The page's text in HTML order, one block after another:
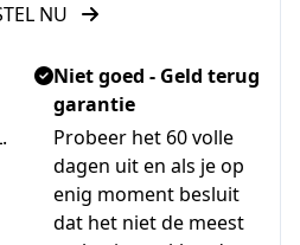
NU
Niet goed - Geld terug
garantie
Probeer het 60 volle
dagen uit en als je op
enig moment besluit
dat het niet de meest